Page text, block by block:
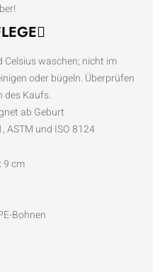
Celsius waschen; nicht im
oder bügeln. Überprüfen
des Kaufs.
ab Geburt
ASTM und ISO 8124
9 cm
Bohnen